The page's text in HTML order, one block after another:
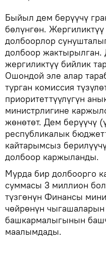
Быйыл дем берүүчү
бөлүнгөн.
долбоорлор
долбоор жактырылган.
жергиликтүү бийлик
Ошондой эле алар
турган комиссия
приоритеттүүлүгүн
министрлигине
жөнөтөт. Дем берүүчү
республикалык
кайтарымсыз
долбоор каржыланды.
Мурда бир долбоорго
суммасы 3 миллион
түзгөнүн Финансы
чөйрөнүн
башкармалыгынын
маалымдады.